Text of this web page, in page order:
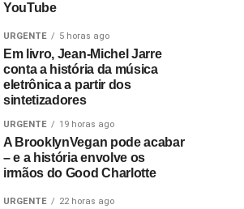
YouTube
URGENTE 5 horas ago
Em livro, Jean-Michel Jarre
conta a história da música
eletrônica a partir dos
sintetizadores
URGENTE 19 horas ago
A BrooklynVegan pode acabar
– e a história envolve os
irmãos do Good Charlotte
URGENTE 22 horas ago